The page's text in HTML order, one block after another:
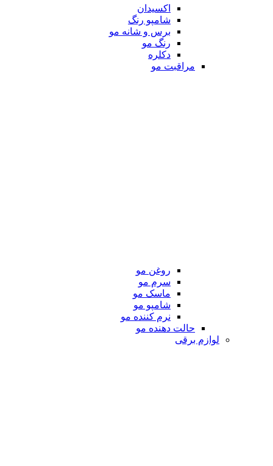
اکسیدان
شامپو رنگ
برس و شانه مو
رنگ مو
دکلره
مراقبت مو
روغن مو
سرم مو
ماسک مو
شامپو مو
نرم کننده مو
حالت دهنده مو
لوازم برقی